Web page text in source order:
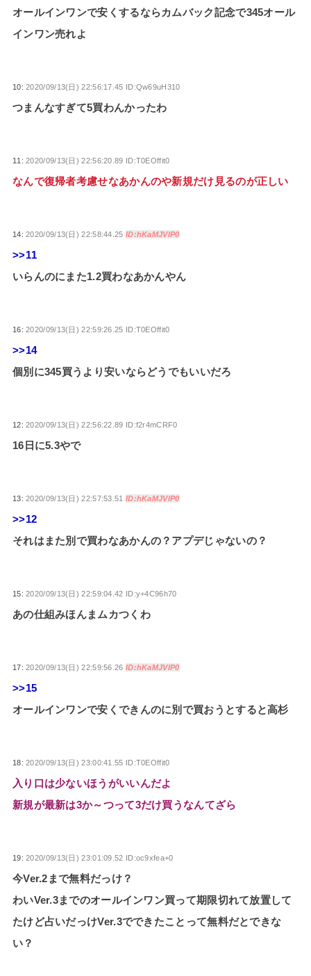
オールインワンで安くするならカムバック記念で345オール
インワン売れよ
10:2020/09/13(日) 22:56:17.45 ID:Qw69uH310
つまんなすぎて5買わんかったわ
11:2020/09/13(日) 22:56:20.89 ID:T0EOffit0
なんで復帰者考慮せなあかんのや新規だけ見るのが正しい
14:2020/09/13(日) 22:58:44.25 ID:hKaMJVIP0
>>11
いらんのにまた1.2買わなあかんやん
16:2020/09/13(日) 22:59:26.25 ID:T0EOffit0
>>14
個別に345買うより安いならどうでもいいだろ
12:2020/09/13(日) 22:56:22.89 ID:f2r4mCRF0
16日に5.3やで
13:2020/09/13(日) 22:57:53.51 ID:hKaMJVIP0
>>12
それはまた別で買わなあかんの？アプデじゃないの？
15:2020/09/13(日) 22:59:04.42 ID:y+4C96h70
あの仕組みほんまムカつくわ
17:2020/09/13(日) 22:59:56.26 ID:hKaMJVIP0
>>15
オールインワンで安くできんのに別で買おうとすると高杉
18:2020/09/13(日) 23:00:41.55 ID:T0EOffit0
入り口は少ないほうがいいんだよ
新規が最新は3か～つって3だけ買うなんてざら
19:2020/09/13(日) 23:01:09.52 ID:oc9xfea+0
今Ver.2まで無料だっけ？
わいVer.3までのオールインワン買って期限切れて放置して
たけど占いだっけVer.3でできたことって無料だとできな
い？